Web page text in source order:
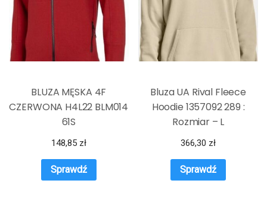
BLUZA MĘSKA 4F
CZERWONA H4L22 BLM014
61S
148,85 zł
Sprawdź
Bluza UA Rival Fleece
Hoodie 1357092 289 :
Rozmiar – L
366,30 zł
Sprawdź